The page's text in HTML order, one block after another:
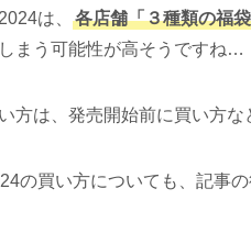
は、 各店舗「３種類の福
まう可能性が高そうですね…
方は、発売開始前に買い方
の買い方についても、記事